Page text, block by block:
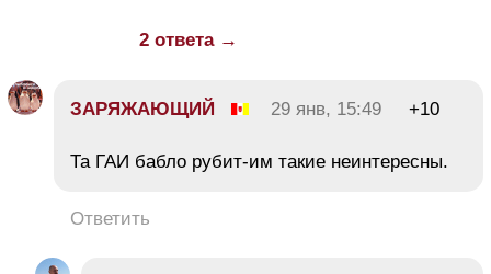
2 ответа →
ЗАРЯЖАЮЩИЙ 29 янв, 15:49 +10
Та ГАИ бабло рубит-им такие неинтересны.
Ответить